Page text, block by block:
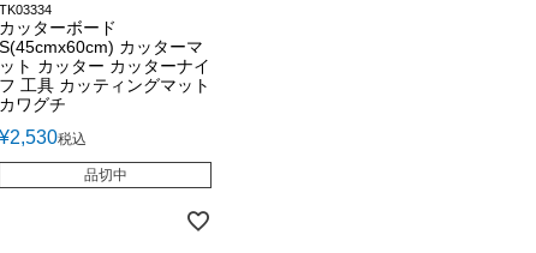
TK03334
カッターボード
S(45cmx60cm) カッターマ
ット カッター カッターナイ
フ 工具 カッティングマット
カワグチ
¥2,530税込
品切中